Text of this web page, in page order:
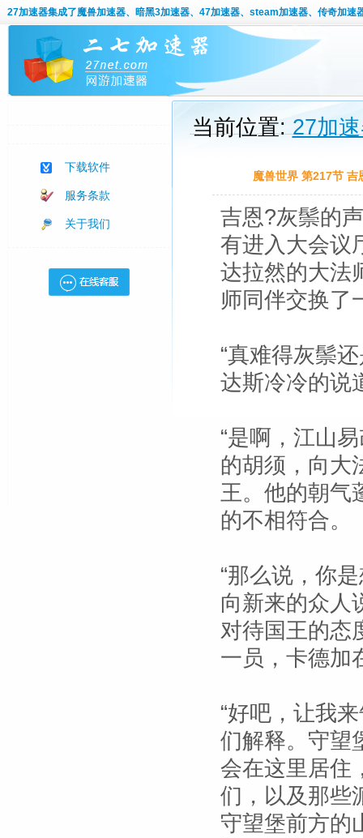
27加速器集成了魔兽加速器、暗黑3加速器、47加速器、steam加速器、传奇加速
下载软件
服务条款
关于我们
当前位置:27加
魔兽世界 第217节 吉
吉恩?灰鬃的
有进入大会议
达拉然的大法
师同伴交换了
“真难得灰鬃
达斯冷冷的说
“是啊，江山
的胡须，向大
王。他的朝气
的不相符合。
“那么说，你
向新来的众人
对待国王的态
一员，卡德加
“好吧，让我
们解释。守望
会在这里居住
们，以及那些
守望堡前方的